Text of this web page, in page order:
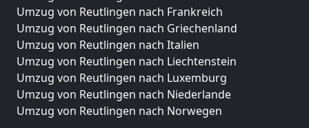
Umzug von Reutlingen nach Frankreich
Umzug von Reutlingen nach Griechenland
Umzug von Reutlingen nach Italien
Umzug von Reutlingen nach Liechtenstein
Umzug von Reutlingen nach Luxemburg
Umzug von Reutlingen nach Niederlande
Umzug von Reutlingen nach Norwegen